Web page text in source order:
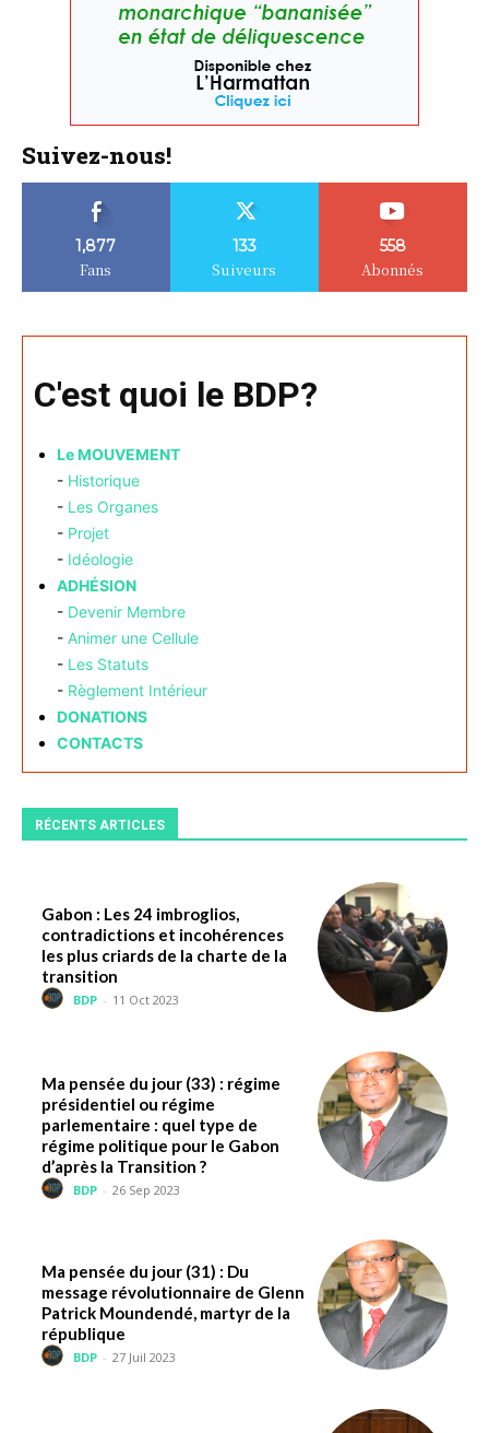
Suivez-nous!
1,877
Fans
133
Suiveurs
558
Abonnés
C'est quoi le BDP?
Le MOUVEMENT
- Historique
- Les Organes
- Projet
- Idéologie
ADHÉSION
- Devenir Membre
- Animer une Cellule
- Les Statuts
- Règlement Intérieur
DONATIONS
CONTACTS
RÉCENTS ARTICLES
Gabon : Les 24 imbroglios,
contradictions et incohérences
les plus criards de la charte de la
transition
BDP - 11 Oct 2023
Ma pensée du jour (33) : régime
présidentiel ou régime
parlementaire : quel type de
régime politique pour le Gabon
d’après la Transition ?
BDP - 26 Sep 2023
Ma pensée du jour (31) : Du
message révolutionnaire de Glenn
Patrick Moundendé, martyr de la
république
BDP - 27 Juil 2023